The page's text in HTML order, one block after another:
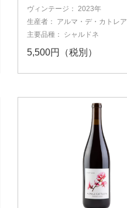
ヴィンテージ： 2023年
生産者： アルマ・デ・カトレア
主要品種： シャルドネ
5,500円（税別）